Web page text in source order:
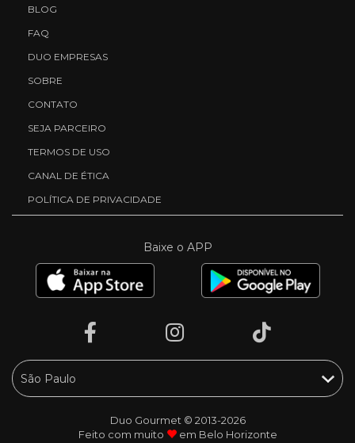
BLOG
FAQ
DUO EMPRESAS
SOBRE
CONTATO
SEJA PARCEIRO
TERMOS DE USO
CANAL DE ÉTICA
POLÍTICA DE PRIVACIDADE
Baixe o APP
Duo Gourmet © 2013-2026
Feito com muito
em Belo Horizonte